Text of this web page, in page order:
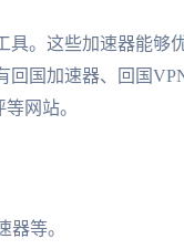
。这些加速器能够
回国加速器、回国
网站。
器等。